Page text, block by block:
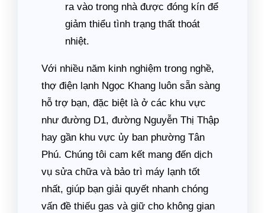
ra vào trong nhà được đóng kín để
giảm thiểu tình trạng thất thoát
nhiệt.
Với nhiều năm kinh nghiệm trong nghề,
thợ điện lạnh Ngọc Khang luôn sẵn sàng
hỗ trợ bạn, đặc biệt là ở các khu vực
như đường D1, đường Nguyễn Thị Thập
hay gần khu vực ủy ban phường Tân
Phú. Chúng tôi cam kết mang đến dịch
vụ sửa chữa và bảo trì máy lạnh tốt
nhất, giúp bạn giải quyết nhanh chóng
vấn đề thiếu gas và giữ cho không gian